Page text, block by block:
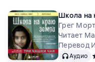
Школа на
Грег
Читает
Перевод
Аудио